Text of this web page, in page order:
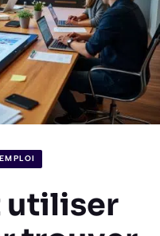
utiliser